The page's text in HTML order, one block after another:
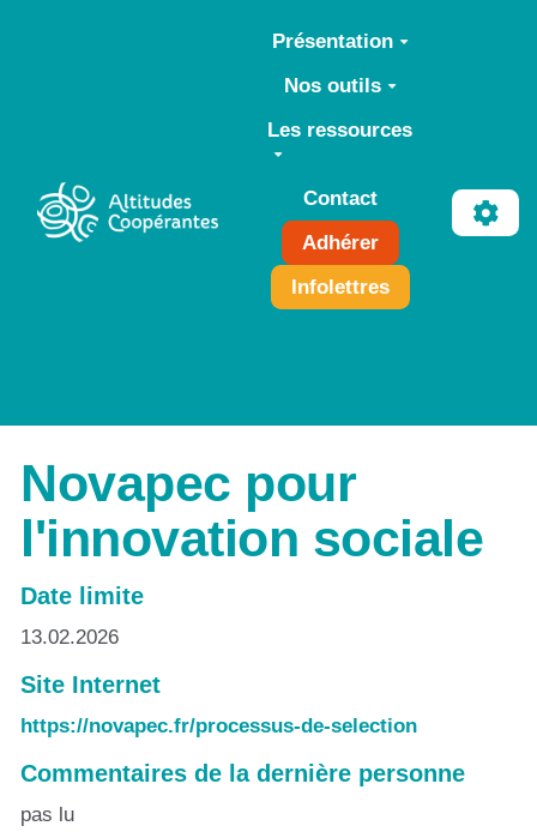
Aller au contenu principal
Présentation
Nos outils
Les ressources
Contact
Adhérer
Infolettres
Novapec pour
l'innovation sociale
Date limite
13.02.2026
Site Internet
https://novapec.fr/processus-de-selection
Commentaires de la dernière personne
pas lu